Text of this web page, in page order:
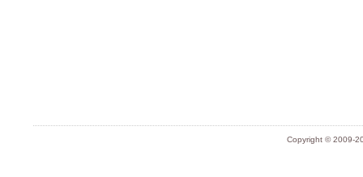
Copyright © 2009-